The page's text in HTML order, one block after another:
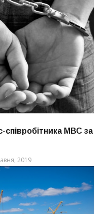
співробітника МВС за
2019